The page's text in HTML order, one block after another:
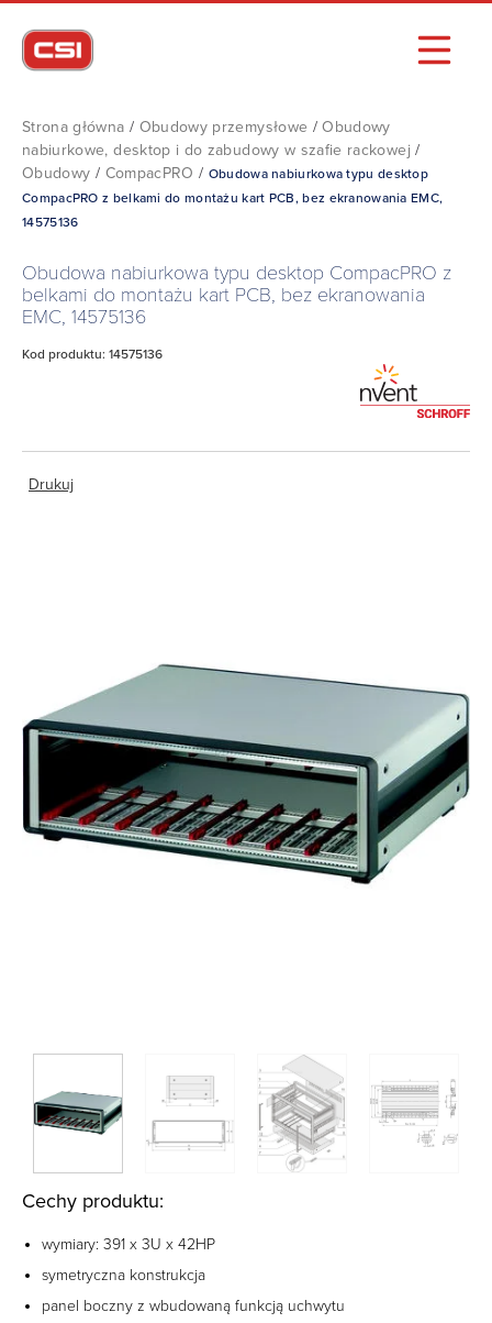
Strona główna / Obudowy przemysłowe /Obudowy
nabiurkowe, desktop i do zabudowy w szafie rackowej /
Obudowy / CompacPRO / Obudowa nabiurkowa typu desktop
CompacPRO z belkami do montażu kart PCB, bez ekranowania EMC,
14575136
Obudowa nabiurkowa typu desktop CompacPRO z
belkami do montażu kart PCB, bez ekranowania
EMC, 14575136
Kod produktu: 14575136
Drukuj
Cechy produktu:
wymiary: 391 x 3U x 42HP
symetryczna konstrukcja
panel boczny z wbudowaną funkcją uchwytu